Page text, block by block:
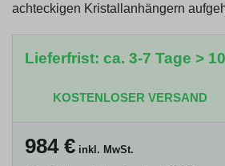
achteckigen Kristallanhängern
Lieferfrist: ca. 3-7 Tage >
KOSTENLOSER VERSAND
984€ inkl. MwSt.